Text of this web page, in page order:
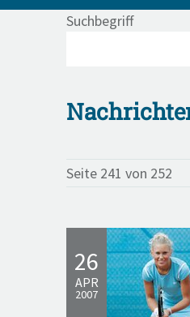
Suchbegriff
Seite 241 von 252
26
APR
2007